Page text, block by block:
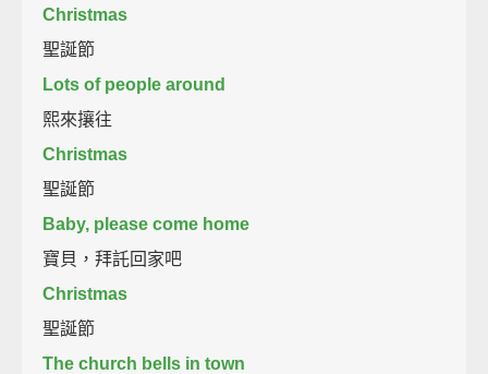
Christmas
聖誕節
Lots of people around
熙來攘往
Christmas
聖誕節
Baby, please come home
寶貝，拜託回家吧
Christmas
聖誕節
The church bells in town